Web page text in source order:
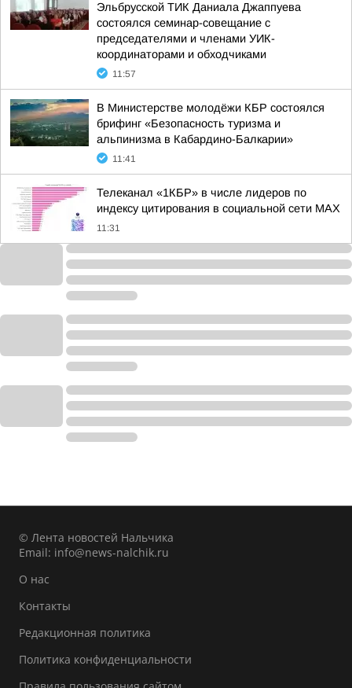
Эльбрусской ТИК Даниала Джаппуева
состоялся семинар-совещание с
председателями и членами УИК-
координаторами и обходчиками
11:57
В Министерстве молодёжи КБР состоялся
брифинг «Безопасность туризма и
альпинизма в Кабардино-Балкарии»
11:41
Телеканал «1КБР» в числе лидеров по
индексу цитирования в социальной сети MAX
11:31
© Лента новостей Нальчика
Email: info@news-nalchik.ru
О нас
Контакты
Редакционная политика
Политика конфиденциальности